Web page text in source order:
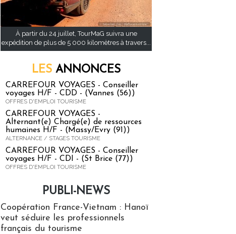
À partir du 24 juillet, TourMaG suivra une
expédition de plus de 5 000 kilomètres à travers...
LES ANNONCES
CARREFOUR VOYAGES - Conseiller
voyages H/F - CDD - (Vannes (56))
OFFRES D'EMPLOI TOURISME
CARREFOUR VOYAGES -
Alternant(e) Chargé(e) de ressources
humaines H/F - (Massy/Evry (91))
ALTERNANCE / STAGES TOURISME
CARREFOUR VOYAGES - Conseiller
voyages H/F - CDI - (St Brice (77))
OFFRES D'EMPLOI TOURISME
PUBLI-NEWS
Coopération France-Vietnam : Hanoï
veut séduire les professionnels
français du tourisme